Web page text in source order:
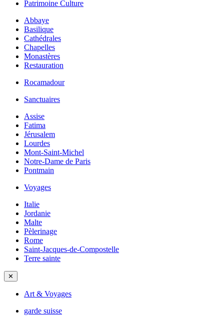
Patrimoine Culture
Abbaye
Basilique
Cathédrales
Chapelles
Monastères
Restauration
Rocamadour
Sanctuaires
Assise
Fatima
Jérusalem
Lourdes
Mont-Saint-Michel
Notre-Dame de Paris
Pontmain
Voyages
Italie
Jordanie
Malte
Pèlerinage
Rome
Saint-Jacques-de-Compostelle
Terre sainte
✕
Art & Voyages
garde suisse